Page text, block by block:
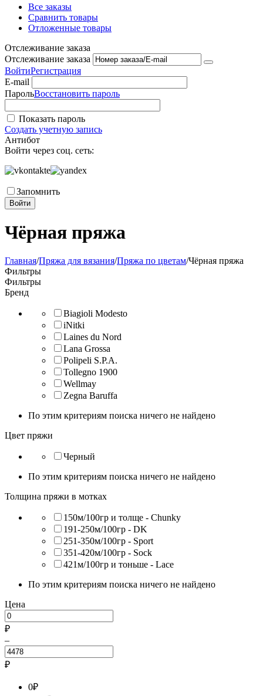
Все заказы
Сравнить товары
Отложенные товары
Отслеживание заказа
Отслеживание заказа
ВойтиРегистрация
E-mail
ПарольВосстановить пароль
Показать пароль
Создать учетную запись
Антибот
Войти через соц. сеть:
Запомнить
Войти
Чёрная пряжа
Главная/Пряжа для вязания/Пряжа по цветам/Чёрная пряжа
Фильтры
Фильтры
Бренд
Biagioli Modesto
iNitki
Laines du Nord
Lana Grossa
Polipeli S.P.A.
Tollegno 1900
Wellmay
Zegna Baruffa
По этим критериям поиска ничего не найдено
Цвет пряжи
Черный
По этим критериям поиска ничего не найдено
Толщина пряжи в мотках
150м/100гр и толще - Chunky
191-250м/100гр - DK
251-350м/100гр - Sport
351-420м/100гр - Sock
421м/100гр и тоньше - Lace
По этим критериям поиска ничего не найдено
Цена
₽
–
₽
0₽